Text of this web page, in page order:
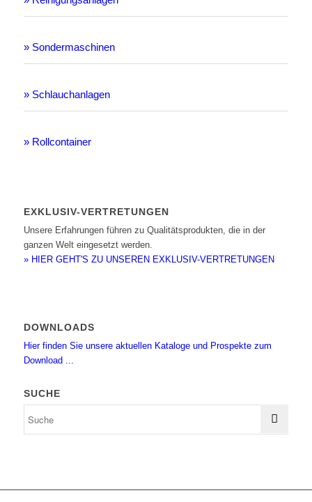
» Sondermaschinen
» Schlauchanlagen
» Rollcontainer
EXKLUSIV-VERTRETUNGEN
Unsere Erfahrungen führen zu Qualitätsprodukten, die in der
ganzen Welt eingesetzt werden.
» HIER GEHT'S ZU UNSEREN EXKLUSIV-VERTRETUNGEN
DOWNLOADS
Hier finden Sie unsere aktuellen Kataloge und Prospekte zum
Download ...
SUCHE